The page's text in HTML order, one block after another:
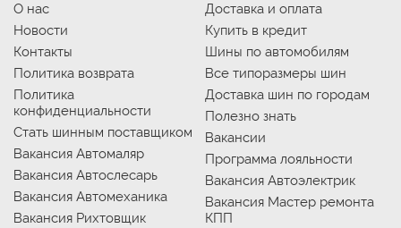
О нас
Новости
Контакты
Политика возврата
Политика
конфиденциальности
Стать шинным поставщиком
Вакансия Автомаляр
Вакансия Автослесарь
Вакансия Автомеханика
Вакансия Рихтовщик
Доставка и оплата
Купить в кредит
Шины по автомобилям
Все типоразмеры шин
Доставка шин по городам
Полезно знать
Вакансии
Программа лояльности
Вакансия Автоэлектрик
Вакансия Мастер ремонта
КПП